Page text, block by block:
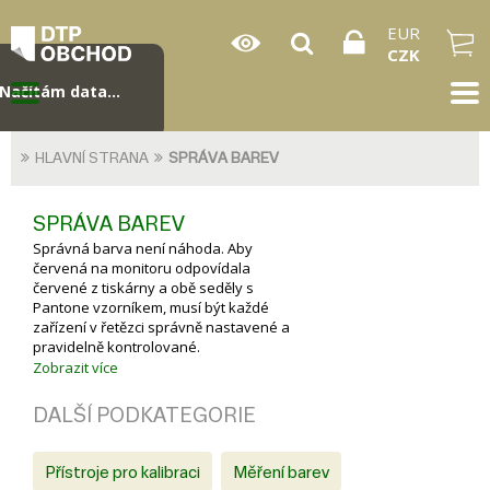
EUR
CZK
HLAVNÍ STRANA SPRÁVA BAREV
SPRÁVA BAREV
Správná barva není náhoda. Aby
červená na monitoru odpovídala
červené z tiskárny a obě seděly s
Pantone vzorníkem, musí být každé
zařízení v řetězci správně nastavené a
pravidelně kontrolované.
Najdete zde kompletní sortiment pro
kalibrátory monitorů, tiskáren i
skenerů, vzorníky Pantone pro tisk i
vizuální hodnocení barev a vše
potřebné pro digitální nátisk.
Zobrazit více
DALŠÍ PODKATEGORIE
Přístroje pro kalibraci Měření barev
Načítám data...